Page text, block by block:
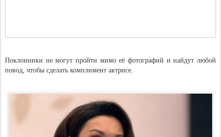
Поклонники не могут пройти мимо её фотографий и найдут любой
повод, чтобы сделать комплимент актрисе.